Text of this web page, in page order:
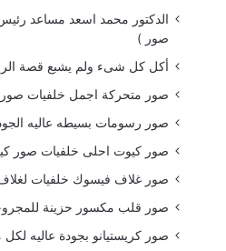
الدكتور محمد اسعد مساعد
صور )
أكل كل شىء ولم يشبع قصة
صور متحركة اجمل خلفيات
صور رسومات بسيطه عاليه
صور كيوت احلى خلفيات صور
صور غلاف فيسوك خلفيات
صور قلب مكسور حزينة
صور كريستيانو بجودة عاليه لكل